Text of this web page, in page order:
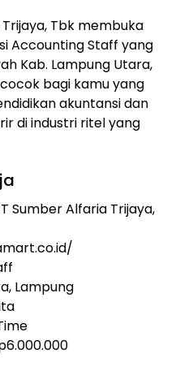
Tbk membuka
Accounting Staff yang
Kab. Lampung Utara,
bagi kamu yang
akuntansi dan
di industri ritel yang
Sumber Alfaria Trijaya,
Lampung
6.000.000